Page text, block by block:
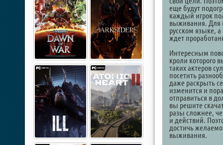
еще будут
каждый игрок
выживания. Для
русском языке,
ждет
Интересным
кроли которого
таких актеров
посетить
даже раскрыть
изменится и
отправиться в
вы решите
разы сложнее,
и действий.
достичь
выживания.